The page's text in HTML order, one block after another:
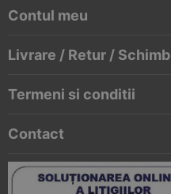
Contul meu
Livrare / Retur / Schimb
Termeni si conditii
Contact